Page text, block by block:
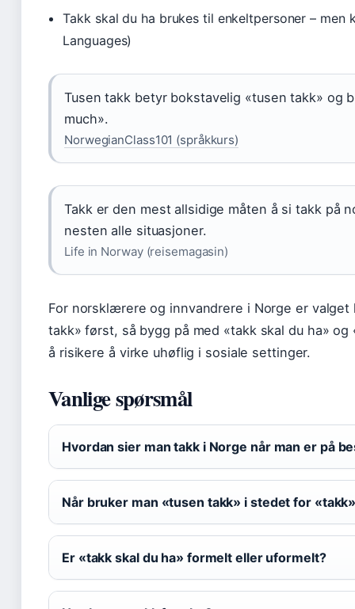
Takk skal du ha brukes til enkeltpersoner – men
Languages)
Tusen takk betyr bokstavelig «tusen takk» og
much».
NorwegianClass101 (språkkurs)
Takk er den mest allsidige måten å si takk på
nesten alle situasjoner.
Life in Norway (reisemagasin)
For norsklærere og innvandrere i Norge er
takk» først, så bygg på med «takk skal du ha»
å risikere å virke uhøflig i sosiale settinger.
Vanlige spørsmål
Hvordan sier man takk i Norge når man er på
Når bruker man «tusen takk» i stedet for
Er «takk skal du ha» formelt eller uformelt?